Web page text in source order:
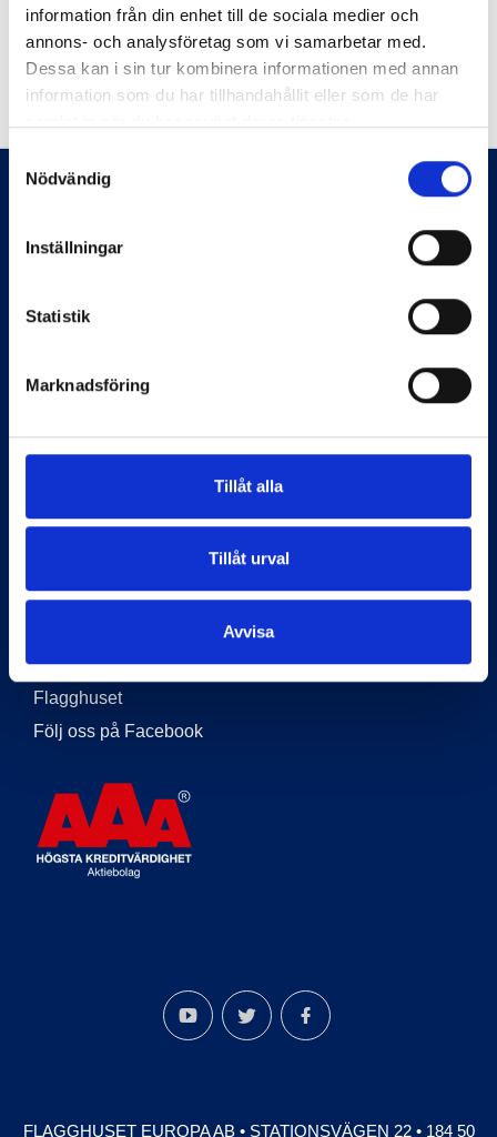
information från din enhet till de sociala medier och
annons- och analysföretag som vi samarbetar med.
Dessa kan i sin tur kombinera informationen med annan
information som du har tillhandahållit eller som de har
Nödvändig
Inställningar
Statistik
Marknadsföring
Tillåt alla
Tillåt urval
Avvisa
Tillbaka
Information
Kontakt
Länkar
Flagghuset
Följ oss på Facebook
FLAGGHUSET EUROPA AB• STATIONSVÄGEN 22• 184 50